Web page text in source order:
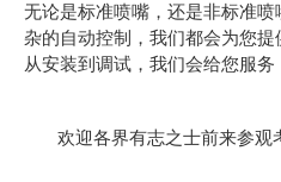
无论是标准喷嘴，还是非标准
杂的自动控制，我们都会为您提
从安装到调试，我们会给您服务
欢迎各界有志之士前来参观